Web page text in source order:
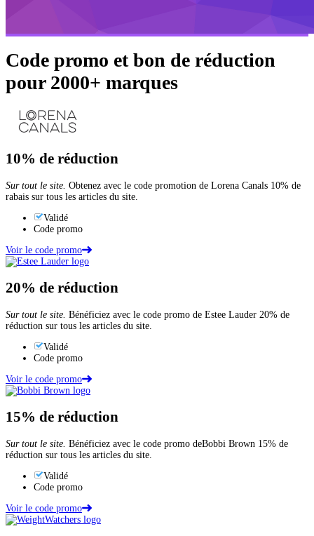
Code promo et bon de réduction
pour 2000+ marques
10% de réduction
Sur tout le site. Obtenez avec le code promotion de Lorena Canals 10% de
rabais sur tous les articles du site.
Validé
Code promo
Voir le code promo
20% de réduction
Sur tout le site. Bénéficiez avec le code promo de Estee Lauder 20% de
réduction sur tous les articles du site.
Validé
Code promo
Voir le code promo
15% de réduction
Sur tout le site. Bénéficiez avec le code promo deBobbi Brown 15% de
réduction sur tous les articles du site.
Validé
Code promo
Voir le code promo